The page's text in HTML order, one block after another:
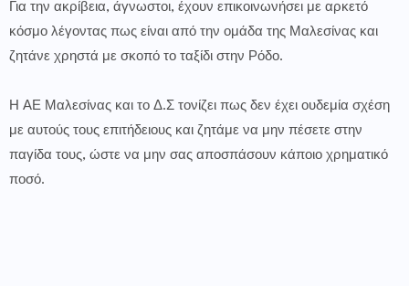
Για την ακρίβεια, άγνωστοι, έχουν επικοινωνήσει με αρκετό
κόσμο λέγοντας πως είναι από την ομάδα της Μαλεσίνας και
ζητάνε χρηστά με σκοπό το ταξίδι στην Ρόδο.
Η ΑΕ Μαλεσίνας και το Δ.Σ τονίζει πως δεν έχει ουδεμία σχέση
με αυτούς τους επιτήδειους και ζητάμε να μην πέσετε στην
παγίδα τους, ώστε να μην σας αποσπάσουν κάποιο χρηματικό
ποσό.